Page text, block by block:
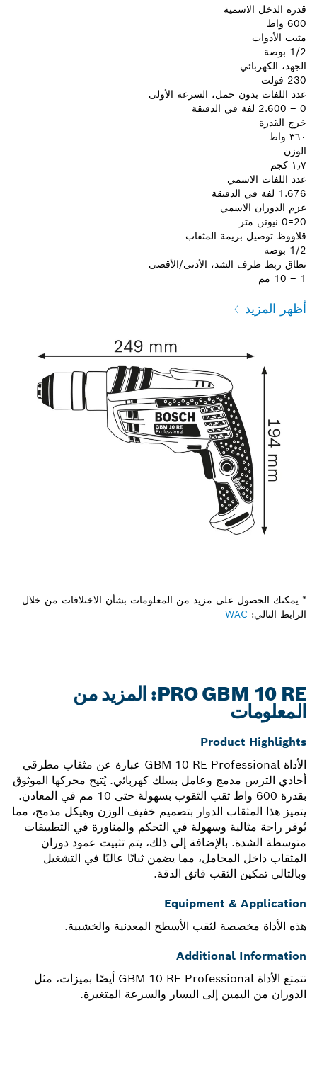
قدرة الدخل الاسمية
600 واط
مثبت الأدوات
1/2 بوصة
الجهد، الكهربائي
230 فولت
عدد اللفات بدون حمل، السرعة الأولى
خرج القدرة
٣٦٠ واط
الوزن
١٫٧ كجم
عدد اللفات الاسمي
1.676 لفة في الدقيقة
عزم الدوران الاسمي
20=0 نيوتن متر
قلاووظ توصيل بريمة المثقاب
1/2 بوصة
نطاق ربط ظرف الشد، الأدنى/الأقصى
أظهر المزيد
* يمكنك الحصول على مزيد من المعلومات بشأن الاختلافات من خلال
الرابط التالي: WAC
PRO GBM 10 RE: المزيد من
المعلومات
Product Highlights
الأداة GBM 10 RE Professional عبارة عن مثقاب مطرقي
أحادي الترس مدمج وعامل بسلك كهربائي. يُتيح محركها الموثوق
بقدرة 600 واط ثقب الثقوب بسهولة حتى 10 مم في المعادن.
يتميز هذا المثقاب الدوار بتصميم خفيف الوزن وهيكل مدمج، مما
يُوفر راحة مثالية وسهولة في التحكم والمناورة في التطبيقات
متوسطة الشدة. بالإضافة إلى ذلك، يتم تثبيت عمود دوران
المثقاب داخل المحامل، مما يضمن ثباتًا عاليًا في التشغيل
وبالتالي تمكين الثقب فائق الدقة.
Equipment & Application
هذه الأداة مخصصة لثقب الأسطح المعدنية والخشبية.
Additional Information
تتمتع الأداة GBM 10 RE Professional أيضًا بميزات، مثل
الدوران من اليمين إلى اليسار والسرعة المتغيرة.